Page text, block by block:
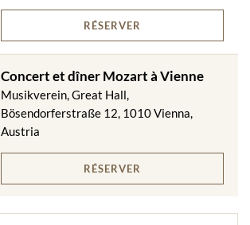
RÉSERVER
Concert et dîner Mozart à Vienne
Musikverein, Great Hall,
Bösendorferstraße 12, 1010 Vienna,
Austria
RÉSERVER